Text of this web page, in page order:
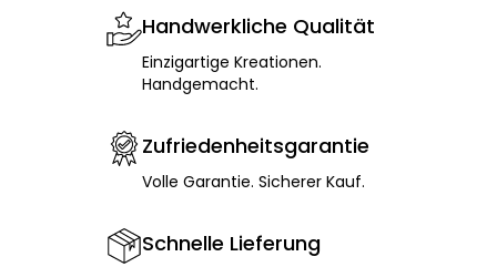
Handwerkliche Qualität
Einzigartige Kreationen.
Handgemacht.
Zufriedenheitsgarantie
Volle Garantie. Sicherer Kauf.
Schnelle Lieferung